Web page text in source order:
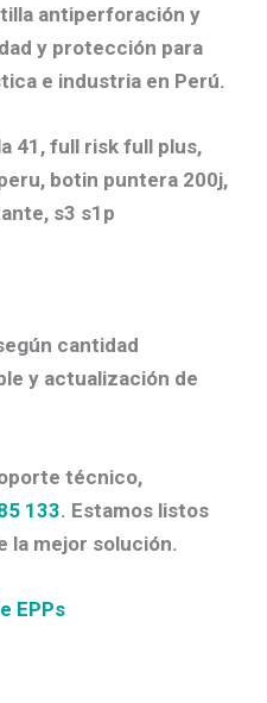
antiperforación y
y protección para
e industria en Perú.
41, full risk full plus,
botin puntera 200j,
s3 s1p
cantidad
y actualización de
técnico,
133. Estamos listos
la mejor solución.
EPPs